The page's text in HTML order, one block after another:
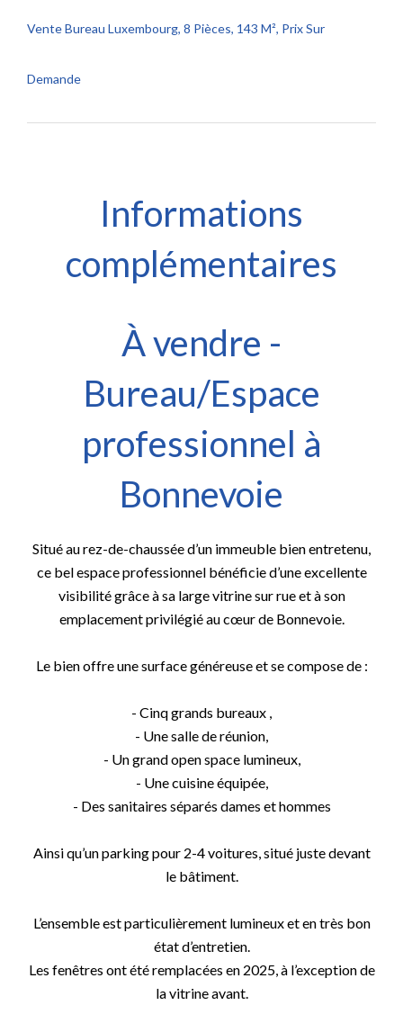
Vente Bureau Luxembourg, 8 Pièces, 143 M², Prix Sur
Demande
Informations
complémentaires
À vendre -
Bureau/Espace
professionnel à
Bonnevoie
Situé au rez-de-chaussée d’un immeuble bien entretenu,
ce bel espace professionnel bénéficie d’une excellente
visibilité grâce à sa large vitrine sur rue et à son
emplacement privilégié au cœur de Bonnevoie.
Le bien offre une surface généreuse et se compose de :
- Cinq grands bureaux ,
- Une salle de réunion,
- Un grand open space lumineux,
- Une cuisine équipée,
- Des sanitaires séparés dames et hommes
Ainsi qu’un parking pour 2-4 voitures, situé juste devant
le bâtiment.
L’ensemble est particulièrement lumineux et en très bon
état d’entretien.
Les fenêtres ont été remplacées en 2025, à l’exception de
la vitrine avant.